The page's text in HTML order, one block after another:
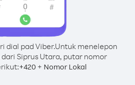
dial pad Viber.Untuk menelepon
dari Siprus Utara, putar nomor
+420 + Nomor Lokal